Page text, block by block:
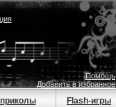
Помощь
Добавить в избранное
Flash-игры